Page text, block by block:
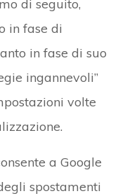
di seguito,
in fase di
in fase di suo
ingannevoli”
volte
a Google
spostamenti